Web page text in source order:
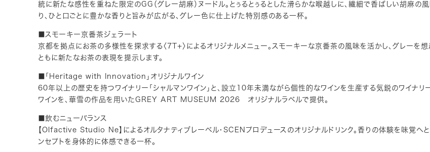
統に新たな感性を重ねた限定のGG（グレー胡麻）ヌードル。とぅるとぅるとした滑らかな喉越しに、繊細で香ばしい胡麻の
り、ひと口ごとに豊かな香りと旨みが広がる、グレー色に仕上げた特別感のある一杯。
■スモーキー京番茶ジェラート
京都を拠点にお茶の多様性を探求する〈7T+〉によるオリジナルメニュー。スモーキーな京番茶の風味を活かし、グレーを
ともに新たなお茶の表現を提示します。
■「Heritage with Innovation」オリジナルワイン
60年以上の歴史を持つワイナリー「シャルマンワイン」と、設立10年未満ながら個性的なワインを生産する気鋭のワイナリ
ワインを、華雪の作品を用いたGREY ART MUSEUM 2026 オリジナルラベルで提供。
■飲むニューバランス
【Olfactive Studio Ne】によるオルタナティブレーベル・SCENプロデュースのオリジナルドリンク。香りの体験を味覚へと
ンセプトを身体的に体感できる一杯。